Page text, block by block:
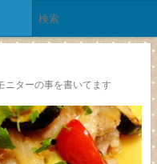
ニターの事を書いてます